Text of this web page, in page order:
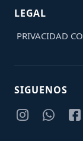
LEGAL
PRIVACIDAD
SIGUENOS